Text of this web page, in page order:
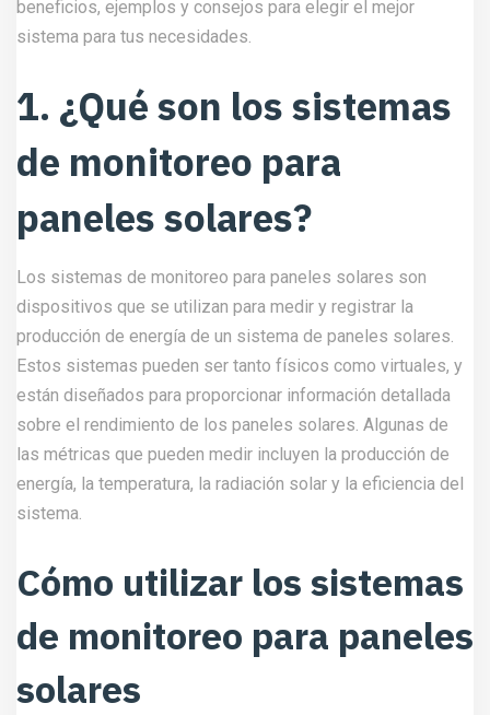
beneficios, ejemplos y consejos para elegir el mejor
sistema para tus necesidades.
1. ¿Qué son los sistemas
de monitoreo para
paneles solares?
Los sistemas de monitoreo para paneles solares son
dispositivos que se utilizan para medir y registrar la
producción de energía de un sistema de paneles solares.
Estos sistemas pueden ser tanto físicos como virtuales, y
están diseñados para proporcionar información detallada
sobre el rendimiento de los paneles solares. Algunas de
las métricas que pueden medir incluyen la producción de
energía, la temperatura, la radiación solar y la eficiencia del
sistema.
Cómo utilizar los sistemas
de monitoreo para paneles
solares